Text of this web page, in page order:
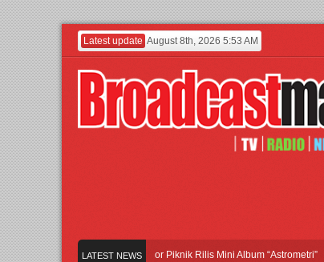
Latest update August 8th, 2026 5:53 AM
LATEST NEWS
Band Britpop Asal Bogor Piknik Rilis Mini Album “Astrometri”